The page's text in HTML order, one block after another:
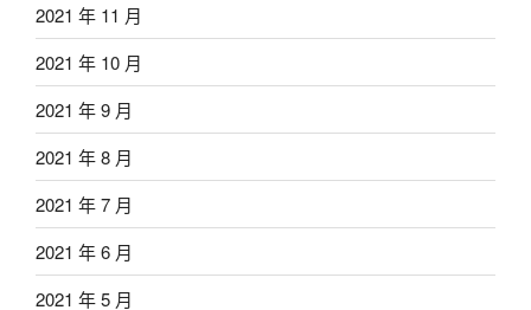
2021 年 11 月
2021 年 10 月
2021 年 9 月
2021 年 8 月
2021 年 7 月
2021 年 6 月
2021 年 5 月